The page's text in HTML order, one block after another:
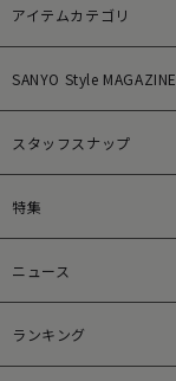
アイテムカテゴリ
SANYO Style MAGAZINE
スタッフスナップ
特集
ニュース
ランキング